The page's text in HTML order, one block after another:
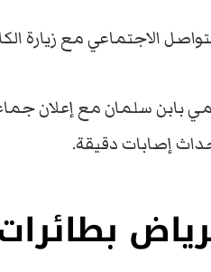
الاجتماعي مع زيارة
بابن سلمان مع إعلان
إصابات دقيقة.